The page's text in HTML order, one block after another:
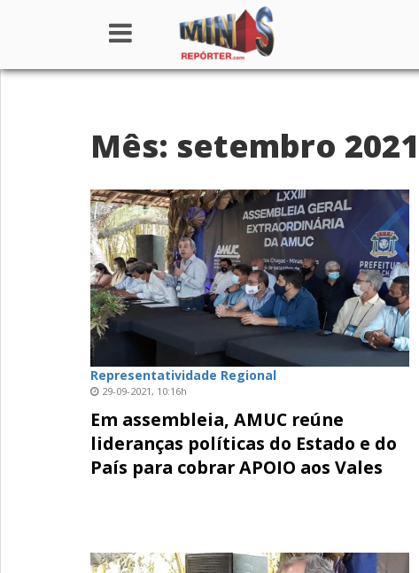
Institucional
Colunistas
Mês: setembro 2021
Representatividade Regional
29-09-2021, 10:16h
Em assembleia, AMUC reúne
lideranças políticas do Estado e do
País para cobrar APOIO aos Vales